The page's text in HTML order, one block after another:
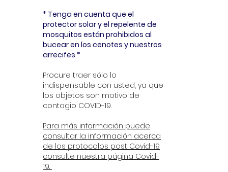
* Tenga en cuenta que el
protector solar y el repelente de
mosquitos están prohibidos al
bucear en los cenotes y nuestros
arrecifes *
Procure traer sólo lo
indispensable con usted, ya que
los objetos son motivo de
contagio COVID-19.
Para más información puede
consultar la información acerca
de los protocolos post Covid-19
consulte nuestra página Covid-
19.